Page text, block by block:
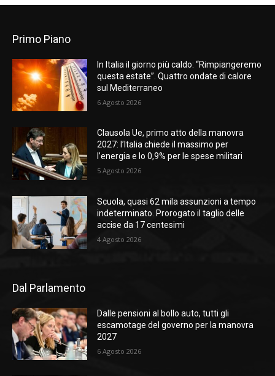
Primo Piano
In Italia il giorno più caldo: “Rimpiangeremo
questa estate”. Quattro ondate di calore
sul Mediterraneo
6 Agosto 2026
Clausola Ue, primo atto della manovra
2027: l’Italia chiede il massimo per
l’energia e lo 0,9% per le spese militari
5 Agosto 2026
Scuola, quasi 62 mila assunzioni a tempo
indeterminato. Prorogato il taglio delle
accise da 17 centesimi
4 Agosto 2026
Dal Parlamento
Dalle pensioni al bollo auto, tutti gli
escamotage del governo per la manovra
2027
6 Agosto 2026